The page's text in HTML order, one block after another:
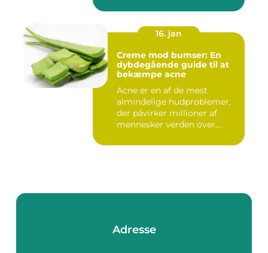
16. jan
Creme mod bumser: En
dybdegående guide til at
bekæmpe acne
Acne er en af de mest
almindelige hudproblemer,
der påvirker millioner af
mennesker verden over.
Adresse